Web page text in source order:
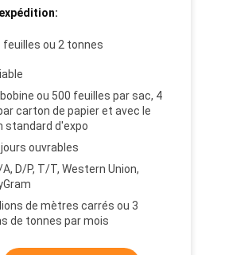
feuilles ou 2 tonnes
bobine ou 500 feuilles par sac, 4
carton de papier et avec le
standard d'expo
ouvrables
A, D/P, T/T, Western Union,
de mètres carrés ou 3
de tonnes par mois